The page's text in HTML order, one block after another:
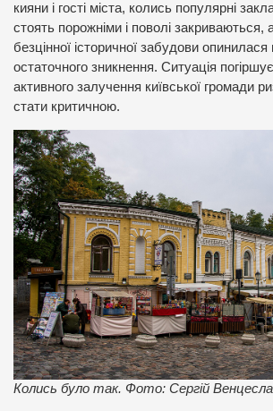
кияни і гості міста, колись популярні
стоять порожніми і поволі закриваються,
безцінної історичної забудови опинилася
остаточного зникнення. Ситуація
активного залучення київської громади
стати критичною.
Колись було так. Фото: Сергій